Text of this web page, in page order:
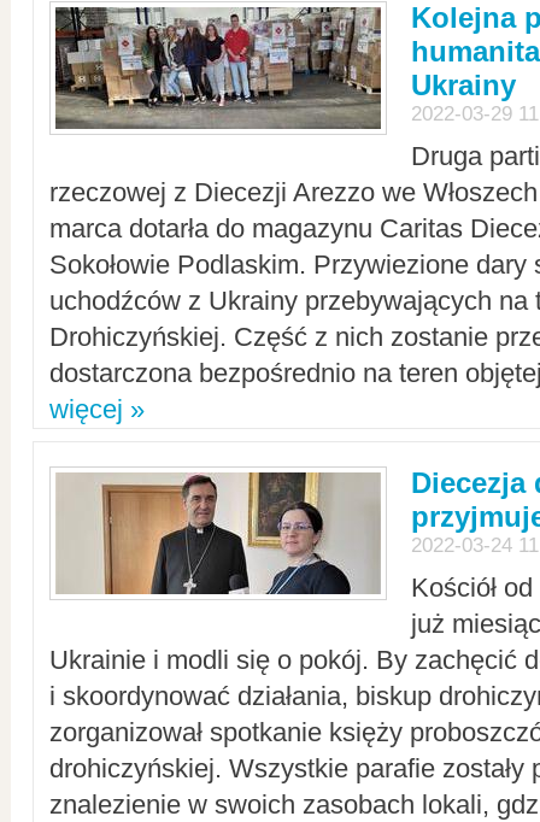
Kolejna
Ukrainy
2022-03-29
Druga
rzeczowej z Diecezji Arezzo we
marca dotarła do magazynu Caritas
Sokołowie Podlaskim. Przywiezione dary
uchodźców z Ukrainy przebywających na
Drohiczyńskiej. Część z nich zostanie
dostarczona bezpośrednio na teren
więcej »
Diecezja
2022-03-24
Kościół
już
Ukrainie i modli się o pokój. By zachęcić
i skoordynować działania, biskup
zorganizował spotkanie księży
drohiczyńskiej. Wszystkie parafie zostały
znalezienie w swoich zasobach lokali,